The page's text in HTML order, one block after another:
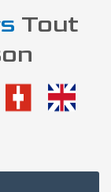
Tout